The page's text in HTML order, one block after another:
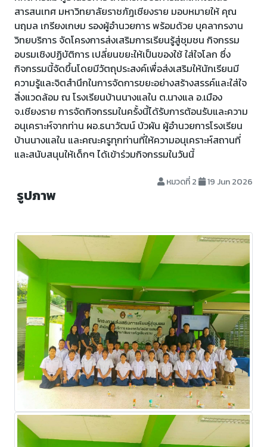
สารสนเทศ มหาวิทยาลัยราชภัฎเชียงราย มอบหมายให้ คุณ
นฤมล เกรียงเกษม รองผู้อำนวยการ พร้อมด้วย บุคลากรงาน
วิทยบริการ จัดโครงการส่งเสริมการเรียนรู้สู่ชุมชน กิจกรรม
อบรมเชิงปฏิบัติการ เปลี่ยนขยะให้เป็นของใช้ ใส่ใจโลก ซึ่ง
กิจกรรมนี้จัดขึ้นโดยมีวัตถุประสงค์เพื่อส่งเสริมให้นักเรียนมี
ความรู้และจิตสำนึกในการจัดการขยะอย่างสร้างสรรค์และใส่ใจ
สิ่งแวดล้อม ณ โรงเรียนบ้านนางแลใน ต.นางแล อ.เมือง
จ.เชียงราย การจัดกิจกรรมในครั้งนี้ได้รับการต้อนรับและความ
อนุเคราะห์จากท่าน ผอ.ธนาวัฒน์ บัวผัน ผู้อำนวยการโรงเรียน
บ้านนางแลใน และคณะครูทุกท่านที่ให้ความอนุเคราะห์สถานที่
และสนับสนุนให้เด็กๆ ได้เข้าร่วมกิจกรรมในวันนี้
หมวดที่ 2 19 Jun 2026
รูปภาพ